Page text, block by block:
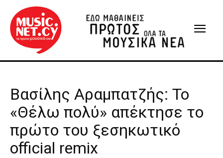
Βασίλης Αραμπατζής: Το
«Θέλω πολύ» απέκτησε το
πρώτο του ξεσηκωτικό
official remix